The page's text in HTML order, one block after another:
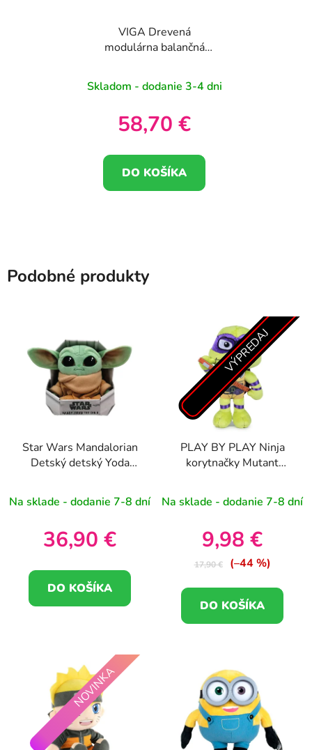
VIGA Drevená
modulárna balančná
Skladom - dodanie 3-4 dni
58,70 €
DO KOŠÍKA
Podobné produkty
Star Wars Mandalorian
Detský detský Yoda
Na sklade - dodanie 7-8 dní
36,90 €
DO KOŠÍKA
VÝPREDAJ
PLAY BY PLAY Ninja
korytnačky Mutant
plyšová hračka 21 cm
(3+)
Na sklade - dodanie 7-8 dní
9,98 €
17,90 € (–44 %)
DO KOŠÍKA
NOVINKA